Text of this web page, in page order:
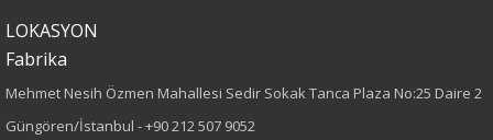
LOKASYON
Fabrika
Mehmet Nesih Özmen Mahallesi Sedir Sokak Tanca Plaza No:25 Daire 2
Güngören/İstanbul -+90 212 507 9052